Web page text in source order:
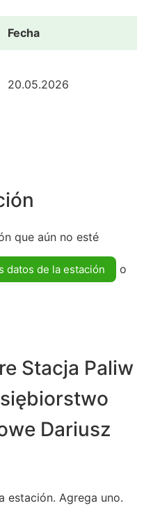
Fecha
20.05.2026
que aún no esté
datos de la estación
o
Stacja Paliw
Dariusz
estación. Agrega uno.